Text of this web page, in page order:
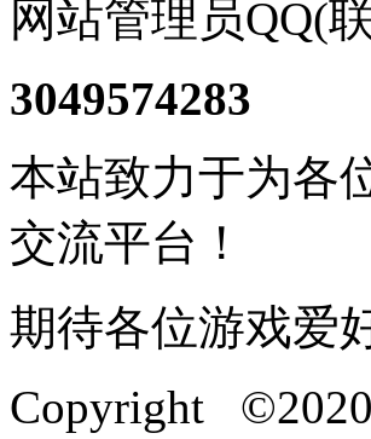
网站管理员QQ(
3049574283
本站致力于为各
交流平台！
期待各位游戏爱
Copyright